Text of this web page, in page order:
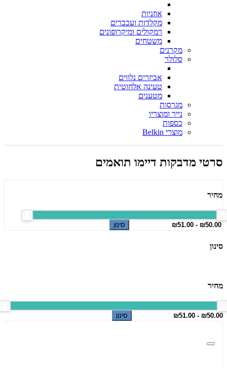
אוזניות
מקלדות ועכברים
רמקולים ומיקרופונים
משטחים
מקרנים
סלולר
אביזרים נלווים
טעינה אלחוטית
מטענים
מגרסות
נייר ומוצריו
כספות
מוצרי Belkin
סרטי מדבקות דיימו תואמים
מחיר
סינון
סינון
מחיר
סינון